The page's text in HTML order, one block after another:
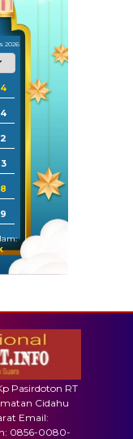
2026
Pasirdoton RT
Cidahu
Email:
0856-0080-